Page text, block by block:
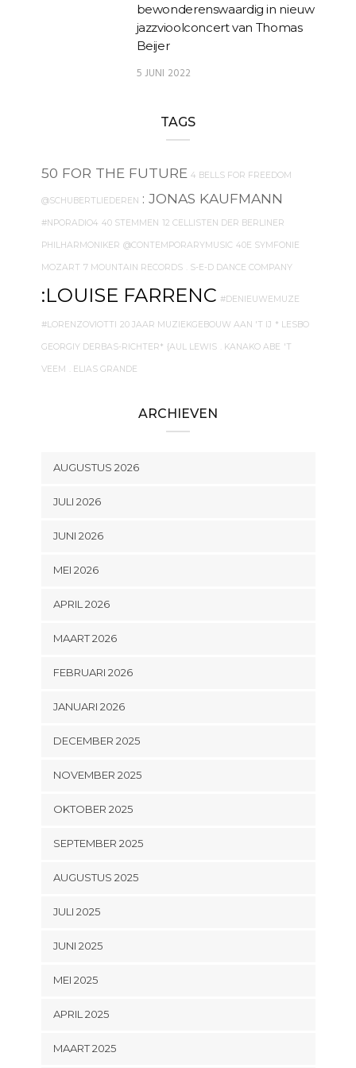
bewonderenswaardig in nieuw
jazzvioolconcert van Thomas
Beijer
5 JUNI 2022
TAGS
50 FOR THE FUTURE 4 BELLS FOR FREEDOM
@SCHUBERTLIEDEREN : JONAS KAUFMANN
#NPORADIO4 40 STEMMEN 12 CELLISTEN DER BERLINER
PHILHARMONIKER @CONTEMPORARYMUSIC 40E SYMFONIE
MOZART 7 MOUNTAIN RECORDS . S-E-D DANCE COMPANY
:LOUISE FARRENC #DENIEUWEMUZE
#LORENZOVIOTTI 20 JAAR MUZIEKGEBOUW AAN 'T IJ * LESBO
GEORGIY DERBAS-RICHTER* {AUL LEWIS . KANAKO ABE 'T
VEEM . ELIAS GRANDE
ARCHIEVEN
AUGUSTUS 2026
JULI 2026
JUNI 2026
MEI 2026
APRIL 2026
MAART 2026
FEBRUARI 2026
JANUARI 2026
DECEMBER 2025
NOVEMBER 2025
OKTOBER 2025
SEPTEMBER 2025
AUGUSTUS 2025
JULI 2025
JUNI 2025
MEI 2025
APRIL 2025
MAART 2025